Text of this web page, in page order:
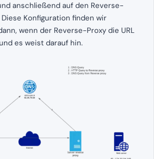
anschließend auf den Reverse-
Konfiguration finden wir
wenn der Reverse-Proxy die URL
es weist darauf hin.